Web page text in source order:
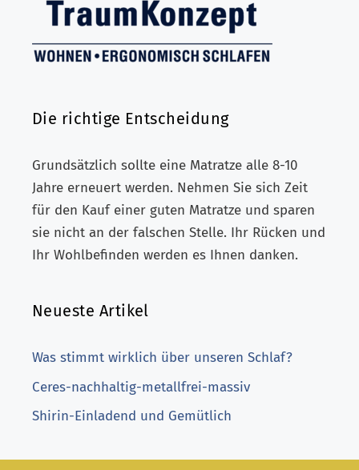
Die richtige Entscheidung
Grundsätzlich sollte eine Matratze alle 8-10
Jahre erneuert werden. Nehmen Sie sich Zeit
für den Kauf einer guten Matratze und sparen
sie nicht an der falschen Stelle. Ihr Rücken und
Ihr Wohlbefinden werden es Ihnen danken.
Neueste Artikel
Was stimmt wirklich über unseren Schlaf?
Ceres-nachhaltig-metallfrei-massiv
Shirin-Einladend und Gemütlich